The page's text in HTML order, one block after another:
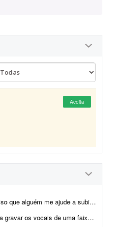
Aceita
Spotify, organizadas em dois álbuns: - 1 álbu...
por voz feminina, mas também esto...